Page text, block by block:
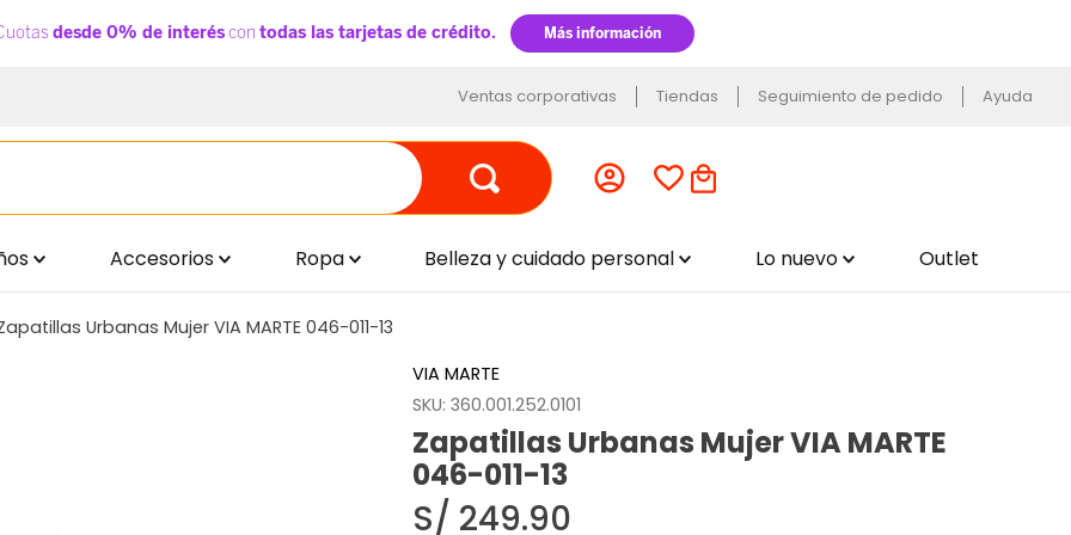
Ventas corporativas Tiendas Seguimiento de pedido Ayuda
Accesorios Ropa Belleza y cuidado personal Lo nuevo Outlet
Urbanas Mujer VIA MARTE 046-011-13
VIA MARTE
SKU: 360.001.252.0101
Zapatillas Urbanas Mujer VIA MARTE
046-011-13
S/ 249.90